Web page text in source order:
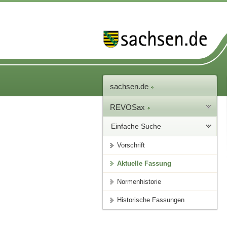
sachsen.de
REVOSax
Einfache Suche
Vorschrift
Aktuelle Fassung
Normenhistorie
Historische Fassungen